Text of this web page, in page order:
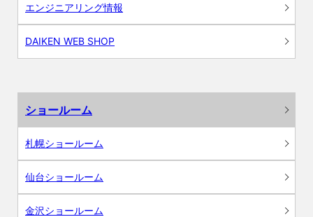
エンジニアリング情報
DAIKEN WEB SHOP
ショールーム
札幌ショールーム
仙台ショールーム
金沢ショールーム